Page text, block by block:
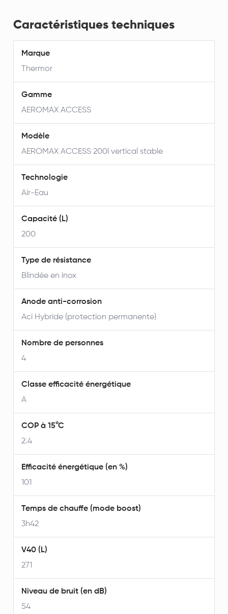
Caractéristiques techniques
Marque
Thermor
Gamme
AEROMAX ACCESS
Modèle
AEROMAX ACCESS 200l vertical stable
Technologie
Air-Eau
Capacité (L)
200
Type de résistance
Blindée en inox
Anode anti-corrosion
Aci Hybride (protection permanente)
Nombre de personnes
4
Classe efficacité énergétique
A
COP à 15°C
2.4
Efficacité énergétique (en %)
101
Temps de chauffe (mode boost)
3h42
V40 (L)
271
Niveau de bruit (en dB)
54